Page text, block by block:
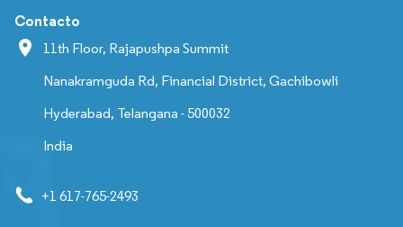
Contacto
11th Floor, Rajapushpa Summit
Nanakramguda Rd, Financial District, Gachibowli
Hyderabad, Telangana - 500032
India
+1 617-765-2493